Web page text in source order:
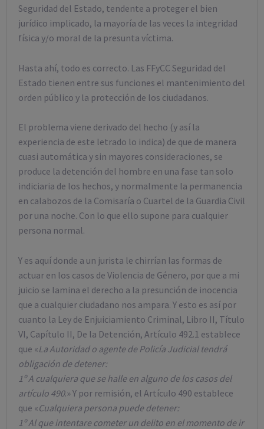
Seguridad del Estado, tendente a proteger el bien
jurídico implicado, la mayoría de las veces la integridad
física y/o moral de la presunta víctima.
Hasta ahí, todo es correcto. Las FFyCC Seguridad del
Estado tienen entre sus funciones el mantenimiento del
orden público y la protección de los ciudadanos.
El problema viene derivado del hecho (y así la
experiencia de este letrado lo indica) de que de manera
cuasi automática y sin mayores consideraciones, se
produce la detención del hombre en una fase tan solo
indiciaria de los hechos, y normalmente la permanencia
en calabozos de la Comisaría o Cuartel de la Guardia Civil
por una noche. Con lo que ello supone para cualquier
persona normal.
Y es aquí donde a un jurista le chirrían las formas de
actuar en los casos de Violencia de Género, por que a mi
juicio se lamina el derecho a la presunción de inocencia
que a cualquier ciudadano nos ampara. Y esto es así por
cuanto la Ley de Enjuiciamiento Criminal, Libro II, Título
VI, Capítulo II, De la Detención, Artículo 492.1 establece
que «La Autoridad o agente de Policía Judicial tendrá
obligación de detener:
1º A cualquiera que se halle en alguno de los casos del
artículo 490.» Y por remisión, el Artículo 490 establece
que «Cualquiera persona puede detener:
1º Al que intentare cometer un delito en el momento de ir